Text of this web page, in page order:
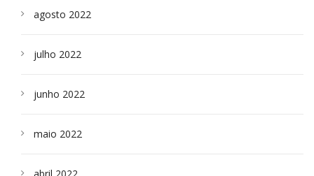
agosto 2022
julho 2022
junho 2022
maio 2022